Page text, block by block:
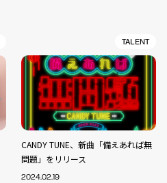
TALENT
CANDY TUNE、新曲「備えあれば無
問題」をリリース
2024.02.19